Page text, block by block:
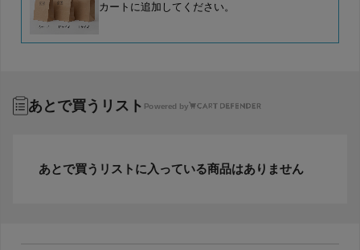
カートに追加してください。
あとで買うリスト Powered by
あとで買うリストに入っている商品はありません